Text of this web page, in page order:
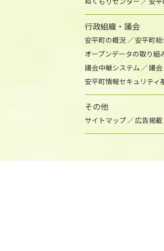
行政組織・議会
安平町の概況 安平町
オープンデータの取り組
議会中継システム
議会
安平町情報セキュリティ
その他
サイトマップ 広告掲載